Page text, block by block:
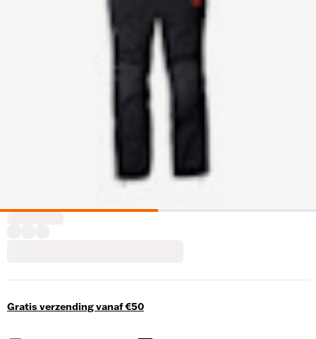
Gratis verzending vanaf €50